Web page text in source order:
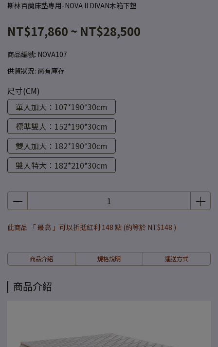
斯林百蘭床墊專用-NOVA II DIVAN木箱下墊
NT$17,860 ~ NT$28,500
商品編號: NOVA107
供貨狀況: 尚有庫存
尺寸(CM)
單人加大：107*190*30cm
標準雙人：152*190*30cm
雙人加大：182*190*30cm
雙人特大：182*210*30cm
此商品 「 最高 」可以折抵紅利 148 點 (約等於 NT$148 )
商品介紹 規格說明 運送方式
商品介紹